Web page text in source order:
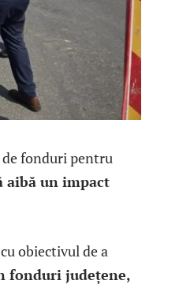
fonduri pentru
aibă un impact
obiectivul de a
fonduri județene,